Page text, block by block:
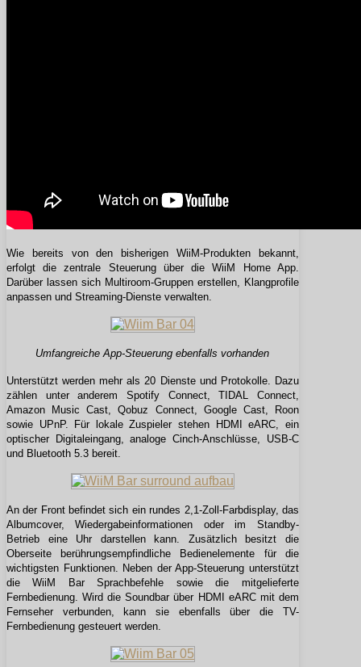
Wie bereits von den bisherigen WiiM-Produkten bekannt,
erfolgt die zentrale Steuerung über die WiiM Home App.
Darüber lassen sich Multiroom-Gruppen erstellen, Klangprofile
anpassen und Streaming-Dienste verwalten.
Umfangreiche App-Steuerung ebenfalls vorhanden
Unterstützt werden mehr als 20 Dienste und Protokolle. Dazu
zählen unter anderem Spotify Connect, TIDAL Connect,
Amazon Music Cast, Qobuz Connect, Google Cast, Roon
sowie UPnP. Für lokale Zuspieler stehen HDMI eARC, ein
optischer Digitaleingang, analoge Cinch-Anschlüsse, USB-C
und Bluetooth 5.3 bereit.
An der Front befindet sich ein rundes 2,1-Zoll-Farbdisplay, das
Albumcover, Wiedergabeinformationen oder im Standby-
Betrieb eine Uhr darstellen kann. Zusätzlich besitzt die
Oberseite berührungsempfindliche Bedienelemente für die
wichtigsten Funktionen. Neben der App-Steuerung unterstützt
die WiiM Bar Sprachbefehle sowie die mitgelieferte
Fernbedienung. Wird die Soundbar über HDMI eARC mit dem
Fernseher verbunden, kann sie ebenfalls über die TV-
Fernbedienung gesteuert werden.